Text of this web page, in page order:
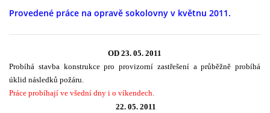
HISTORIE
CO NOVÉHO ZKOUŠÍME
KDY, KDE A CO HRAJEME
Provedené práce na opravě sokolovny v květnu 2011.
OD 23. 05. 2011
Probíhá stavba konstrukce pro provizorní zastřešení a průběžně probíhá
úklid následků požáru.
Práce probíhají ve všední dny i o víkendech.
22. 05. 2011